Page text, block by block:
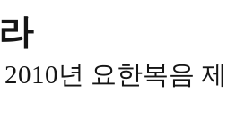
라
2010년 요한복음